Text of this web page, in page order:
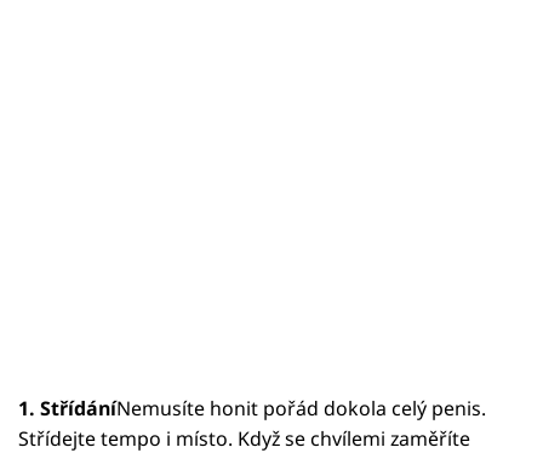
1. StřídáníNemusíte honit pořád dokola celý penis.
Střídejte tempo i místo. Když se chvílemi zaměříte